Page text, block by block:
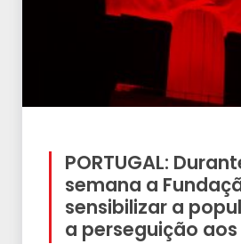
PORTUGAL:
semana a
sensibilizar a
a perseguição